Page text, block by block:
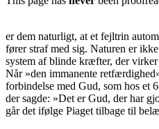
er dem naturligt, at et fejltrin
fører straf med sig. Naturen er
system af blinde kræfter, der
Når »den immanente
forbindelse med Gud, som hos et
der sagde: »Det er Gud, der har
går det ifølge Piaget tilbage til